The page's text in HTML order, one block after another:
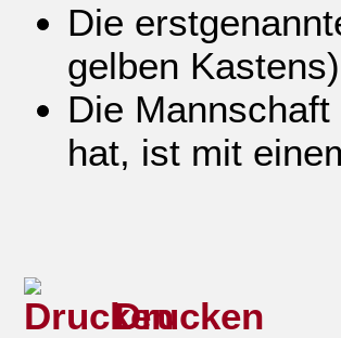
Die
gelben
Die
hat, ist mit
Drucken